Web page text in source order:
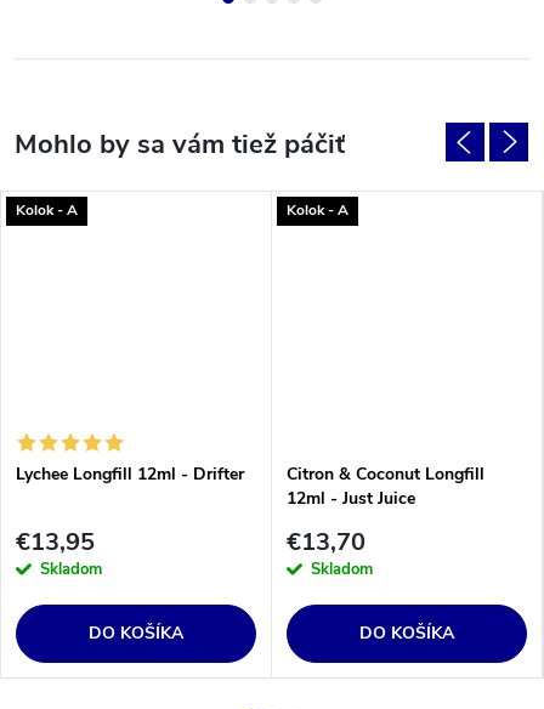
Kolok - A
Lychee Longfill 12ml - Drifter
€13,95
Skladom
DO KOŠÍKA
Kolok - A
Citron & Coconut Longfill
12ml - Just Juice
€13,70
Skladom
DO KOŠÍKA